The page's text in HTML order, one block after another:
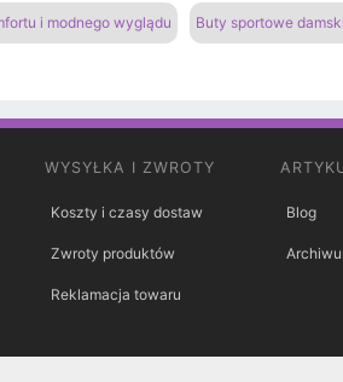
i modnego wyglądu Buty sportowe
WYSYŁKA I ZWROTY
Koszty i czasy dostaw
Zwroty produktów
Reklamacja towaru
Blog